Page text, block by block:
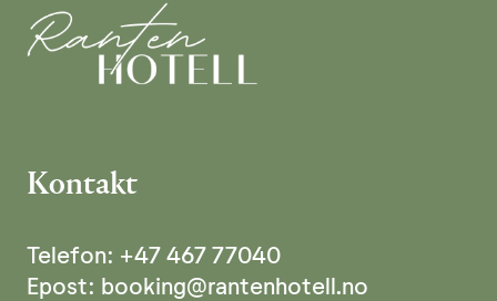
Kontakt
Telefon: +47 467 77040
Epost: booking@rantenhotell.no